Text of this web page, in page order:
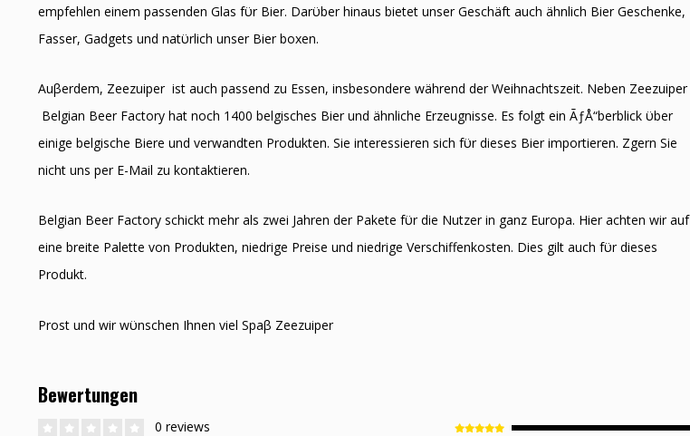
empfehlen einem passenden Glas fϋr Bier. Darϋber hinaus bietet unser Geschäft auch ähnlich Bier Geschenke,
Fasser, Gadgets und natϋrlich unser Bier boxen.
Auβerdem, Zeezuiper ist auch passend zu Essen, insbesondere während der Weihnachtszeit. Neben Zeezuiper
Belgian Beer Factory hat noch 1400 belgisches Bier und ähnliche Erzeugnisse. Es folgt ein ÃƒÅ“berblick ϋber
einige belgische Biere und verwandten Produkten. Sie interessieren sich fϋr dieses Bier importieren. Zӧgern Sie
nicht uns per E-Mail zu kontaktieren.
Belgian Beer Factory schickt mehr als zwei Jahren der Pakete fϋr die Nutzer in ganz Europa. Hier achten wir auf
eine breite Palette von Produkten, niedrige Preise und niedrige Verschiffenkosten. Dies gilt auch fϋr dieses
Produkt.
Prost und wir wϋnschen Ihnen viel Spaβ Zeezuiper
Bewertungen
0 reviews